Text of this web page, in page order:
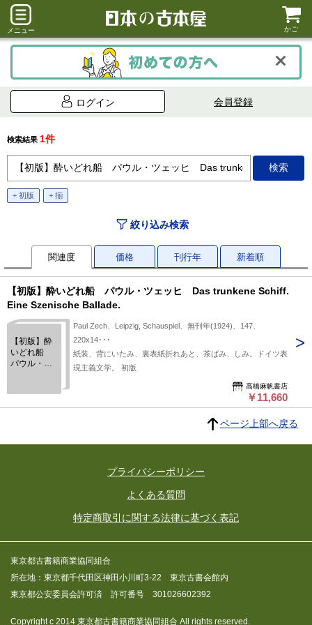
メニュー かご
ログイン 会員登録
検索結果 1件
+ 初版 + 揃
絞り込み検索
関連度 価格 刊行年 新着順
【初版】酔いどれ船 パウル・ツェッヒ Das trunkene Schiff.
Eine Szenische Ballade.
【初版】酔
いどれ船
パウル・ツ
trunkene
Schiff. Eine
Paul Zech、Leipzig, Schauspiel、無刊年(1924)、147、
220x14･･･
紙装、背にいたみ、裏表紙折れあと、茶ばみ、しみ。ドイツ表
現主義文学。 初版
高橋麻帆書店
￥11,660
ページ上部へ戻る
プライバシーポリシー
よくある質問
特定商取引に関する法律に基づく表記
東京都古書籍商業協同組合
所在地：東京都千代田区神田小川町3-22 東京古書会館内
東京都公安委員会許可済 許可番号 301026602392
Copyright c 2014 東京都古書籍商業協同組合 All rights reserved.